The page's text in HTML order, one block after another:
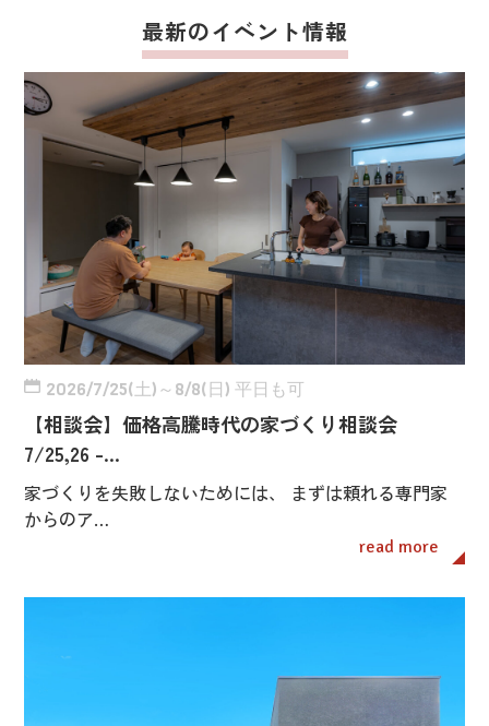
最新のイベント情報
2026/7/25(土)～8/8(日) 平日も可
【相談会】価格高騰時代の家づくり相談会
7/25,26 -…
家づくりを失敗しないためには、 まずは頼れる専門家
からのア…
read more